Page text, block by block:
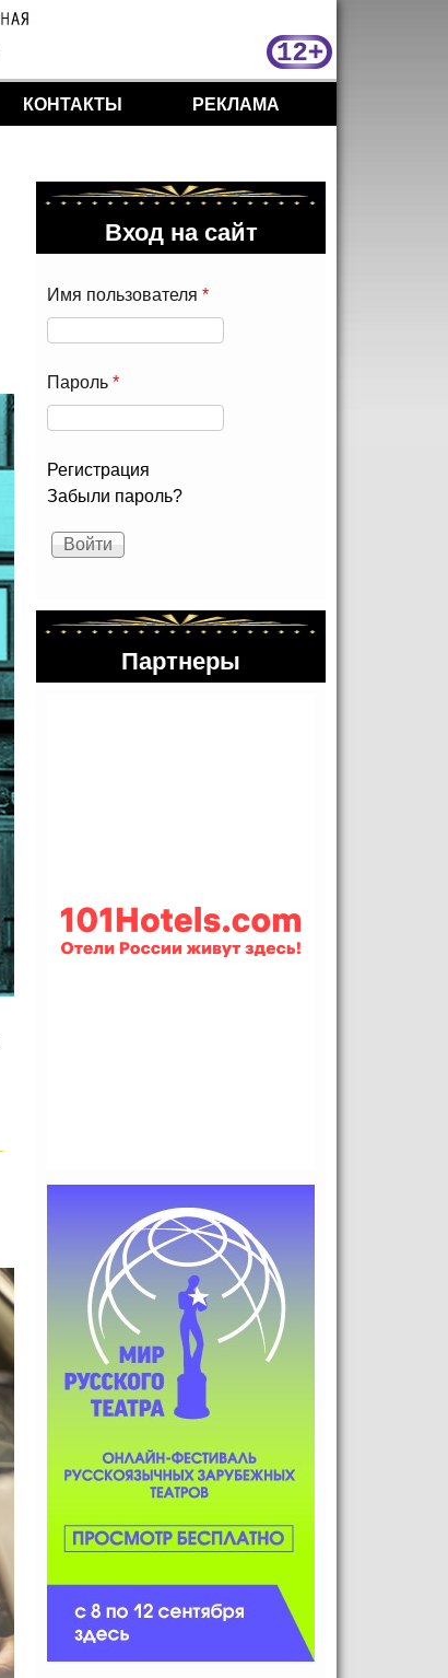
КОНТАКТЫ РЕКЛАМА
Вход на сайт
Имя пользователя *
Пароль *
Регистрация
Забыли пароль?
Партнеры